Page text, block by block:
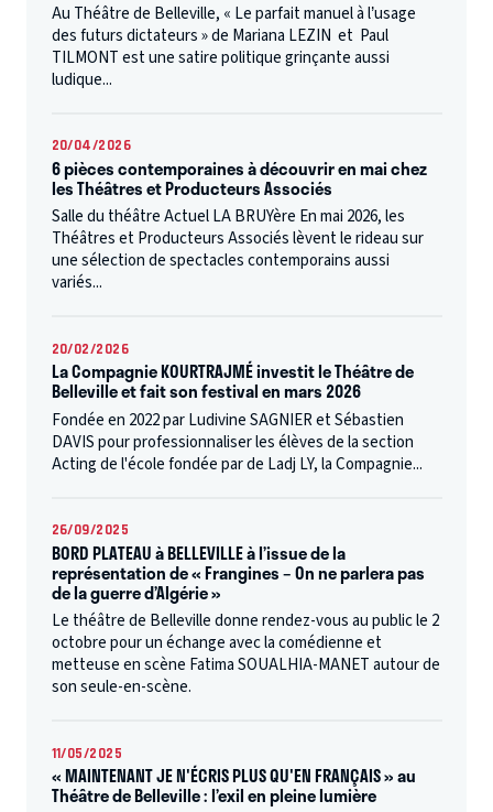
Au Théâtre de Belleville, « Le parfait manuel à l’usage
des futurs dictateurs » de Mariana LEZIN et Paul
TILMONT est une satire politique grinçante aussi
ludique...
20/04/2026
6 pièces contemporaines à découvrir en mai chez
les Théâtres et Producteurs Associés
Salle du théâtre Actuel LA BRUYère En mai 2026, les
Théâtres et Producteurs Associés lèvent le rideau sur
une sélection de spectacles contemporains aussi
variés...
20/02/2026
La Compagnie KOURTRAJMÉ investit le Théâtre de
Belleville et fait son festival en mars 2026
Fondée en 2022 par Ludivine SAGNIER et Sébastien
DAVIS pour professionnaliser les élèves de la section
Acting de l'école fondée par de Ladj LY, la Compagnie...
26/09/2025
BORD PLATEAU à BELLEVILLE à l’issue de la
représentation de « Frangines – On ne parlera pas
de la guerre d’Algérie »
Le théâtre de Belleville donne rendez-vous au public le 2
octobre pour un échange avec la comédienne et
metteuse en scène Fatima SOUALHIA-MANET autour de
son seule-en-scène.
11/05/2025
« MAINTENANT JE N'ÉCRIS PLUS QU'EN FRANÇAIS » au
Théâtre de Belleville : l’exil en pleine lumière